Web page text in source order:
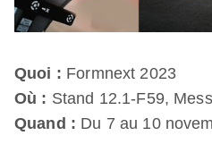
Quoi : Formnext 2023
Où : Stand 12.1-F59,
Quand : Du 7 au 10